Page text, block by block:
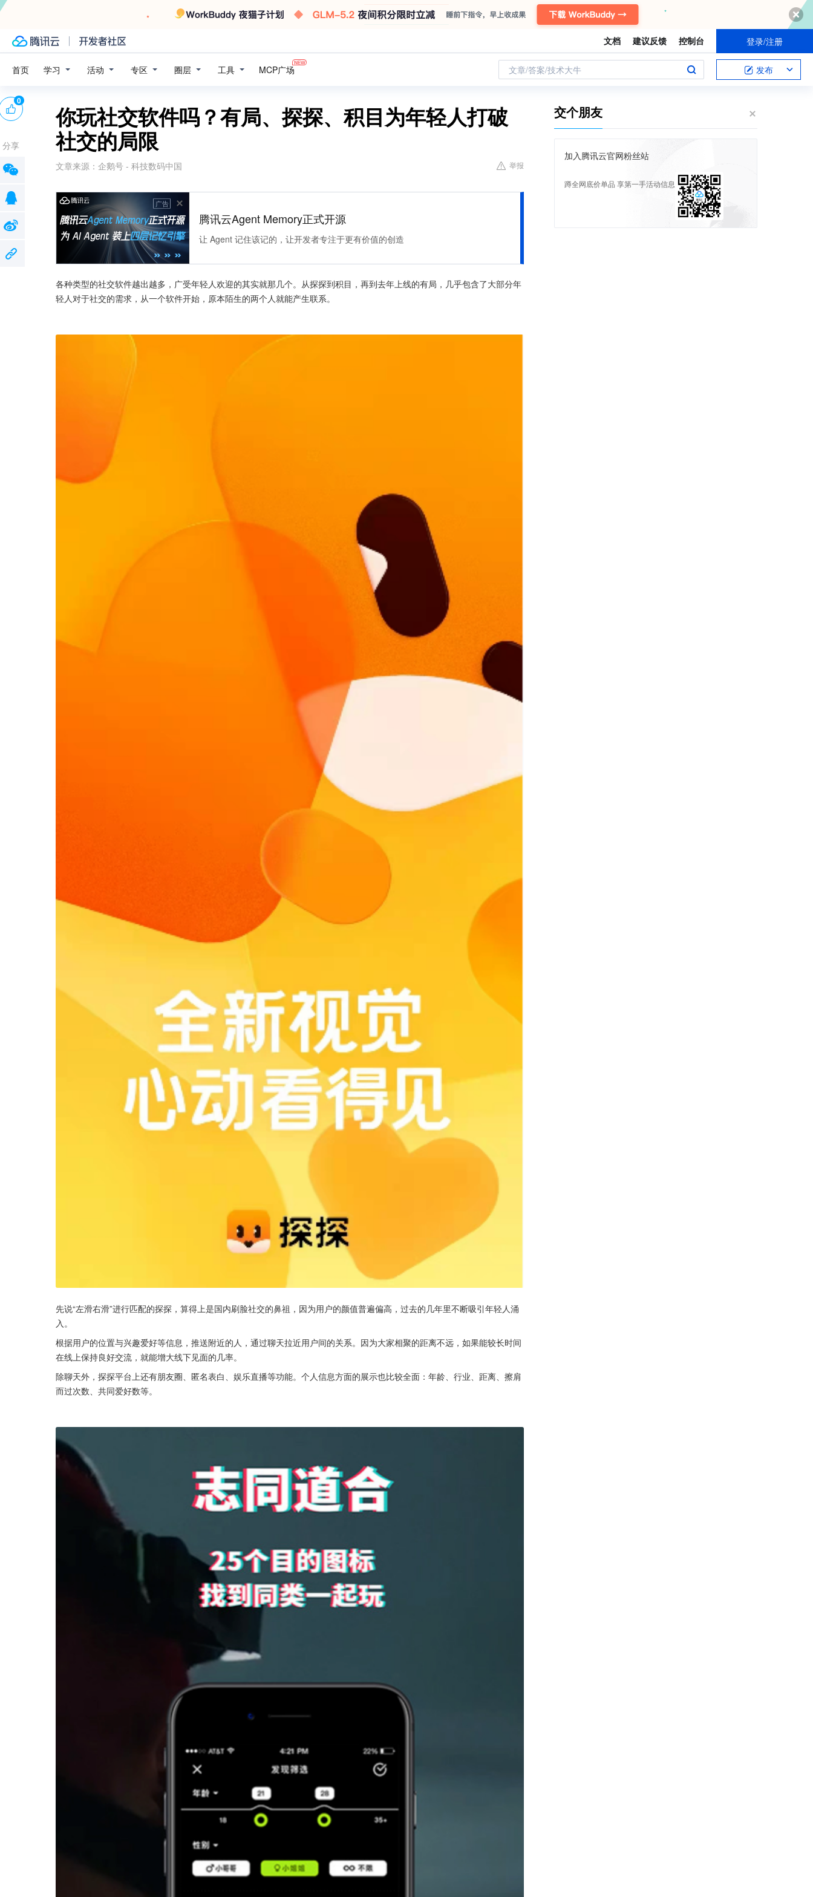
文档 建议反馈 控制台 登录/注册
首页 学习 活动 专区 圈层 工具 MCP广场 文章/答案/技术大牛 发布
你玩社交软件吗？有局、探探、积目为年轻人打破
社交的局限
文章来源： 企鹅号 - 科技数码中国 举报
广告
腾讯云Agent Memory正式开源
让 Agent 记住该记的，让开发者专注于更有价值的创造
各种类型的社交软件越出越多，广受年轻人欢迎的其实就那几个。从探探到积目，再到去年上线的有局，几乎包含了大部分年
轻人对于社交的需求，从一个软件开始，原本陌生的两个人就能产生联系。
先说“左滑右滑”进行匹配的探探，算得上是国内刷脸社交的鼻祖，因为用户的颜值普遍偏高，过去的几年里不断吸引年轻人涌
入。
根据用户的位置与兴趣爱好等信息，推送附近的人，通过聊天拉近用户间的关系。因为大家相聚的距离不远，如果能较长时间
在线上保持良好交流，就能增大线下见面的几率。
除聊天外，探探平台上还有朋友圈、匿名表白、娱乐直播等功能。个人信息方面的展示也比较全面：年龄、行业、距离、擦肩
而过次数、共同爱好数等。
0
分享
交个朋友
加入腾讯云官网粉丝站
蹲全网底价单品 享第一手活动信息